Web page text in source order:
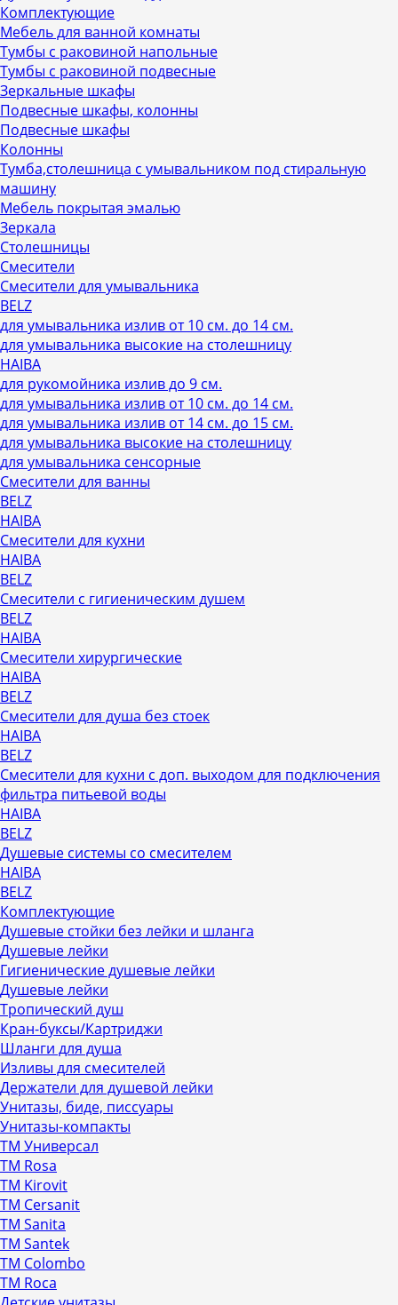
Комплектующие
Мебель для ванной комнаты
Тумбы с раковиной напольные
Тумбы с раковиной подвесные
Зеркальные шкафы
Подвесные шкафы, колонны
Подвесные шкафы
Колонны
Тумба,столешница с умывальником под стиральную
машину
Мебель покрытая эмалью
Зеркала
Столешницы
Смесители
Смесители для умывальника
BELZ
для умывальника излив от 10 см. до 14 см.
для умывальника высокие на столешницу
HAIBA
для рукомойника излив до 9 см.
для умывальника излив от 10 см. до 14 см.
для умывальника излив от 14 см. до 15 см.
для умывальника высокие на столешницу
для умывальника сенсорные
Смесители для ванны
BELZ
HAIBA
Смесители для кухни
HAIBA
BELZ
Смесители с гигиеническим душем
BELZ
HAIBA
Смесители хирургические
HAIBA
BELZ
Смесители для душа без стоек
HAIBA
BELZ
Смесители для кухни с доп. выходом для подключения
фильтра питьевой воды
HAIBA
BELZ
Душевые системы со смесителем
HAIBA
BELZ
Комплектующие
Душевые стойки без лейки и шланга
Душевые лейки
Гигиенические душевые лейки
Душевые лейки
Тропический душ
Кран-буксы/Картриджи
Шланги для душа
Изливы для смесителей
Держатели для душевой лейки
Унитазы, биде, писсуары
Унитазы-компакты
ТМ Универсал
ТМ Rosa
ТМ Kirovit
ТМ Cersanit
ТМ Sanita
ТМ Santek
ТМ Colombo
ТМ Roca